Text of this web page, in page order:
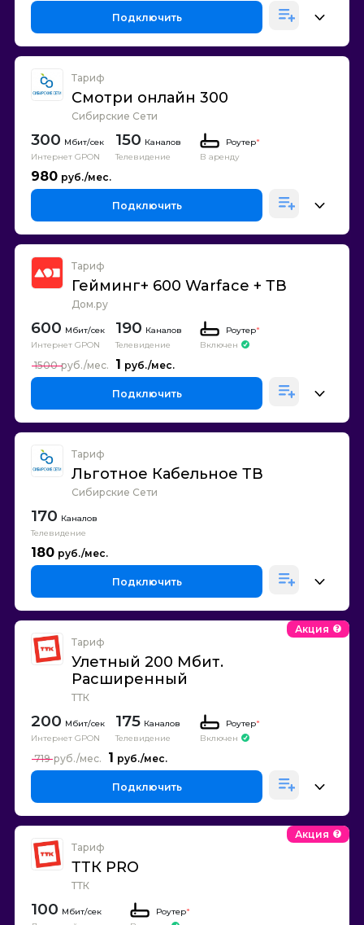
Подключить
Тариф
Смотри онлайн 300
Сибирские Сети
300
Интернет GPON
150 Каналов
Телевидение
Роутер*
В аренду
980
Подключить
Тариф
Гейминг+ 600 Warface + ТВ
Дом.ру
600
Интернет GPON
190 Каналов
Телевидение
Роутер*
Включен
1
1500
Подключить
Тариф
Льготное Кабельное ТВ
Сибирские Сети
170 Каналов
Телевидение
180
Подключить
Тариф
Улетный 200 Мбит.
Расширенный
ТТК
Акция
200
Интернет GPON
175 Каналов
Телевидение
Роутер*
Включен
1
719
Подключить
Тариф
ТТК PRO
ТТК
Акция
100 Роутер*